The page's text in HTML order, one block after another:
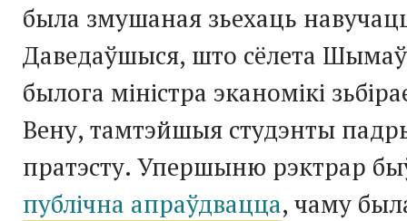
была змушаная зьехаць
Даведаўшыся, што сёлета Шымаў
былога міністра эканомікі
Вену, тамтэйшыя студэнты
пратэсту. Упершыню рэктрар
публічна апраўдвацца, чаму